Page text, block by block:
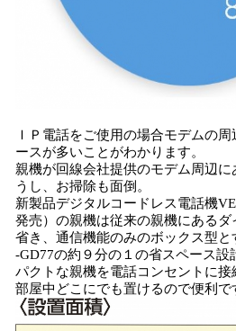
ＩＰ電話をご使用の場合モデムの
ースが多いことがわかります。
親機が回線会社提供のモデム周辺に
うし、お掃除も面倒。
新製品デジタルコードレス電話機
発売）の親機は従来の親機にある
省き、通信機能のみのボックス型
-GD77の約９分の１の省スペース設
パクトな親機を電話コンセントに
部屋中どこにでも置けるので便利で